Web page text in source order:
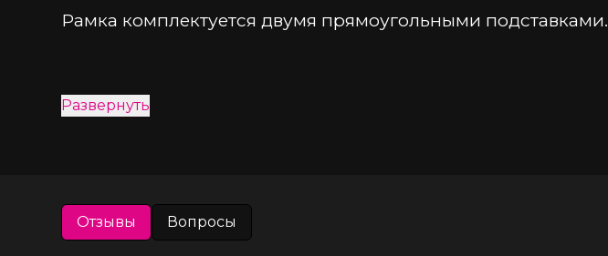
Рамка комплектуется двумя прямоугольными подставками.
Развернуть
Отзывы Вопросы